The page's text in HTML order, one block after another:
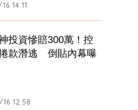
14:11
投資慘賠300萬！控
款潛逃　倒貼內幕曝
12:58